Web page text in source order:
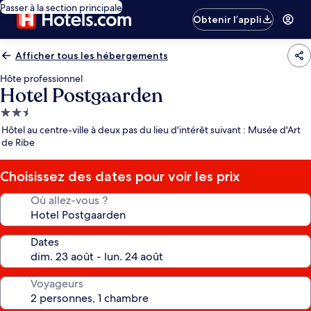
Passer à la section principale
Obtenir l’appli
Afficher tous les hébergements
Hôte professionnel
Hotel Postgaarden
Hébergement
2.5 étoiles
Hôtel au centre-ville à deux pas du lieu d'intérêt suivant : Musée d'Art
de Ribe
Choisissez des dates pour voir les prix
Où allez-vous ?
Dates
Voyageurs